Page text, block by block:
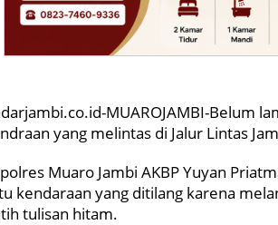
MUAROJAMBI-Belum
yang melintas di Jalur Lintas
Muaro Jambi AKBP Yuyan
kendaraan yang ditilang karena
tulisan hitam.